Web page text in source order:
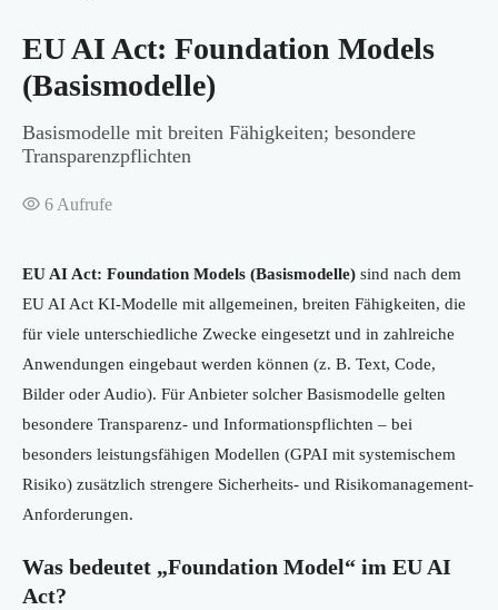
EU AI Act: Foundation Models
(Basismodelle)
Basismodelle mit breiten Fähigkeiten; besondere
Transparenzpflichten
6 Aufrufe
EU AI Act: Foundation Models (Basismodelle) sind nach dem
EU AI Act KI-Modelle mit allgemeinen, breiten Fähigkeiten, die
für viele unterschiedliche Zwecke eingesetzt und in zahlreiche
Anwendungen eingebaut werden können (z. B. Text, Code,
Bilder oder Audio). Für Anbieter solcher Basismodelle gelten
besondere Transparenz- und Informationspflichten – bei
besonders leistungsfähigen Modellen (GPAI mit systemischem
Risiko) zusätzlich strengere Sicherheits- und Risikomanagement-
Anforderungen.
Was bedeutet „Foundation Model“ im EU AI
Act?